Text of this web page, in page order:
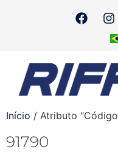
Início / Atributo
91790